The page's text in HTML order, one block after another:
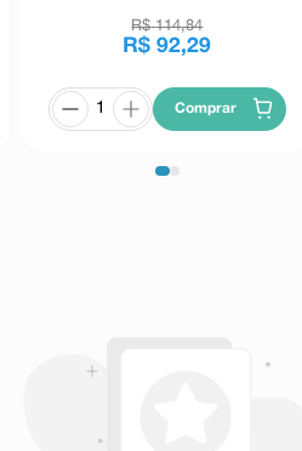
R$ 114,84
R$ 92,29
Comprar